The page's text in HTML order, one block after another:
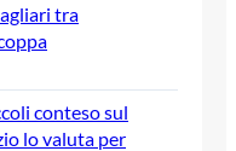
tra
conteso sul
lo valuta per